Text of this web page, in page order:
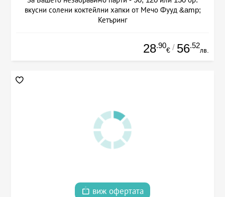
вкусни солени коктейлни хапки от Мечо Фууд &amp;
Кетъринг
28.90
€ / 56.52
лв.
виж офертата